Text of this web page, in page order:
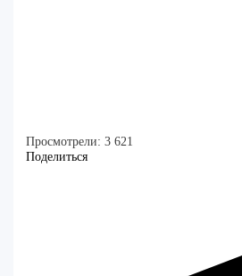
Просмотрели: 3 621
Поделиться